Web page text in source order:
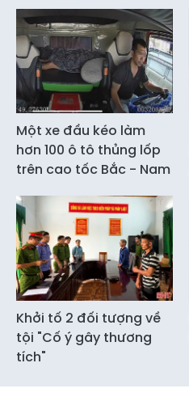
Một xe đầu kéo làm
hơn 100 ô tô thủng lốp
trên cao tốc Bắc - Nam
Khởi tố 2 đối tượng về
tội "Cố ý gây thương
tích"